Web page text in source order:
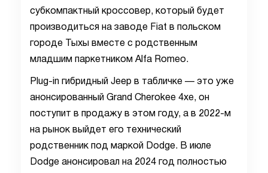
субкомпактный кроссовер, который будет
производиться на заводе Fiat в польском
городе Тыхы вместе с родственным
младшим паркетником Alfa Romeo.
Plug-in гибридный Jeep в табличке — это уже
анонсированный Grand Cherokee 4xe, он
поступит в продажу в этом году, а в 2022-м
на рынок выйдет его технический
родственник под маркой Dodge. В июле
Dodge анонсировал на 2024 год полностью